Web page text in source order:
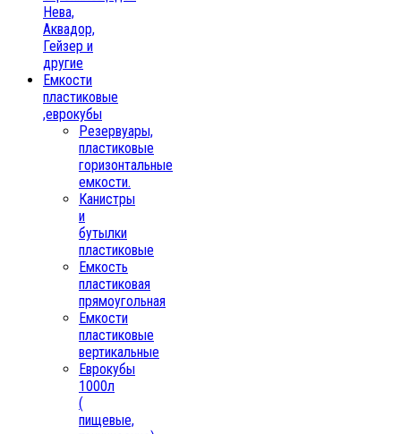
Нева,
Аквадор,
Гейзер и
другие
Емкости
пластиковые
,еврокубы
Резервуары,
пластиковые
горизонтальные
емкости.
Канистры
и
бутылки
пластиковые
Емкость
пластиковая
прямоугольная
Емкости
пластиковые
вертикальные
Еврокубы
1000л
(
пищевые,